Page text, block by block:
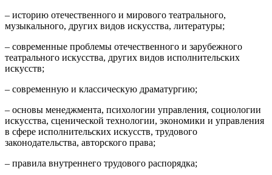
– историю отечественного и мирового театрального,
музыкального, других видов искусства, литературы;
– современные проблемы отечественного и зарубежного
театрального искусства, других видов исполнительских
искусств;
– современную и классическую драматургию;
– основы менеджмента, психологии управления, социологии
искусства, сценической технологии, экономики и управления
в сфере исполнительских искусств, трудового
законодательства, авторского права;
– правила внутреннего трудового распорядка;